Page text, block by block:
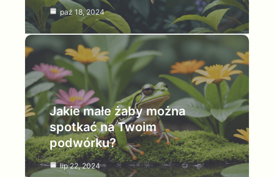
paź 18, 2024
Jakie małe żaby można
spotkać na Twoim
podwórku?
lip 22, 2024